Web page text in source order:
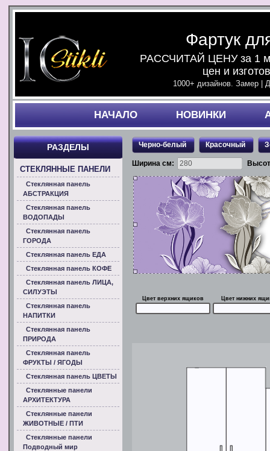
Фартук
РАССЧИТАЙ ЦЕНУ за 1
цен и
1000+ дизайнов. Замер |
НАЧАЛO НОВИНКИ
Черно-белый Красочный
Ширина см:
Цвет верхних ящиков Цвет нижних
РАЗДЕЛЫ
СТЕКЛЯННЫЕ ПАНЕЛИ
Стеклянная панель
АБСТРАКЦИЯ
Стеклянная панель
ВОДОПАДЫ
Стеклянная панель
ГОРОДА
Стеклянная панель ЕДА
Стеклянная панель КОФЕ
Стеклянная панель ЛИЦА,
СИЛУЭТЫ
Стеклянная панель
НАПИТКИ
Стеклянная панель
ПРИРОДА
Стеклянная панель
ФРУКТЫ / ЯГОДЫ
Стеклянная панель ЦВЕТЫ
Стеклянные панели
АРХИТЕКТУРА
Стеклянные панели
ЖИВОТНЫЕ / ПТИ
Стеклянные панели
Подводный мир